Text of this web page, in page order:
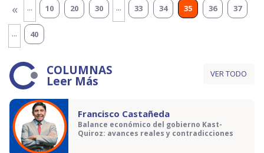
« ... 10 20 30 ... 33 34 35 36 37
... 40
COLUMNAS
Leer Más VER TODO
Francisco Castañeda
Balance económico del gobierno Kast-
Quiroz: avances reales y contradicciones